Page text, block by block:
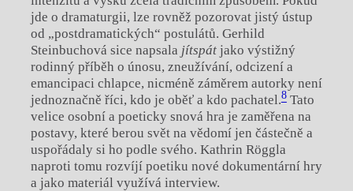
jde o dramaturgii, lze rovněž pozorovat jistý ústup
od „postdramatických“ postulátů. Gerhild
Steinbuchová sice napsala jítspát jako výstižný
rodinný příběh o únosu, zneužívání, odcizení a
emancipaci chlapce, nicméně záměrem autorky není
jednoznačně říci, kdo je oběť a kdo pachatel.8Tato
velice osobní a poeticky snová hra je zaměřena na
postavy, které berou svět na vědomí jen částečně a
uspořádaly si ho podle svého. Kathrin Röggla
naproti tomu rozvíjí poetiku nové dokumentární hry
a jako materiál využívá interview.